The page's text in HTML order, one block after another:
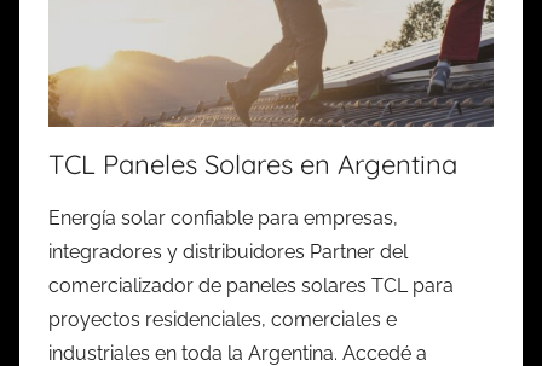
TCL Paneles Solares en Argentina
Energía solar confiable para empresas,
integradores y distribuidores Partner del
comercializador de paneles solares TCL para
proyectos residenciales, comerciales e
industriales en toda la Argentina. Accedé a